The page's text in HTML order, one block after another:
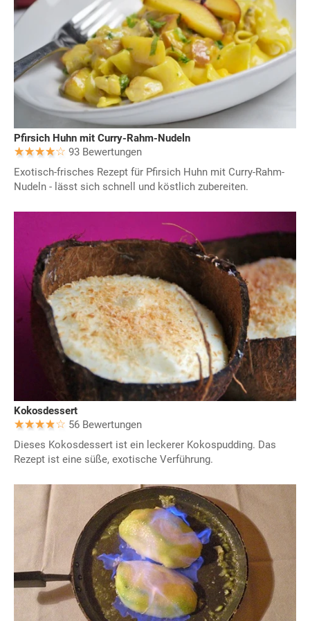
Pfirsich Huhn mit Curry-Rahm-Nudeln
93 Bewertungen
Exotisch-frisches Rezept für Pfirsich Huhn mit Curry-Rahm-
Nudeln - lässt sich schnell und köstlich zubereiten.
Kokosdessert
56 Bewertungen
Dieses Kokosdessert ist ein leckerer Kokospudding. Das
Rezept ist eine süße, exotische Verführung.